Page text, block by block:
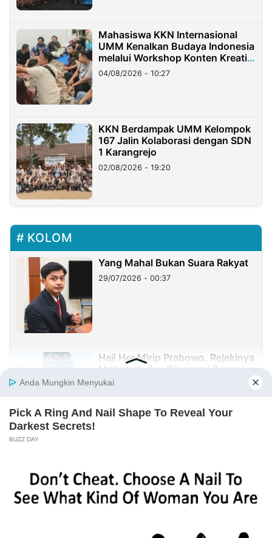
Mahasiswa KKN Internasional
UMM Kenalkan Budaya Indonesia
melalui Workshop Konten Kreatif
di Taiwan
04/08/2026 - 10:27
KKN Berdampak UMM Kelompok
167 Jalin Kolaborasi dengan SDN
1 Karangrejo
02/08/2026 - 19:20
KOLOM
Yang Mahal Bukan Suara Rakyat
29/07/2026 - 00:37
Haji Her Mirip Prabowo, Rejekinya
Orang, Tapi Sering Blunder!
Tantangan
23/07/2026 - 20:08